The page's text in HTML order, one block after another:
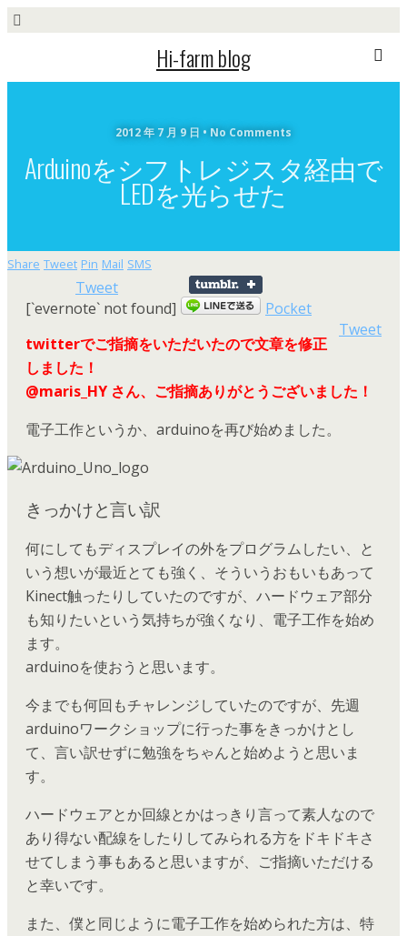
Hi-farm blog
2012 年 7 月 9 日 • No Comments
Arduinoをシフトレジスタ経由で
LEDを光らせた
Share Tweet Pin Mail SMS
Tweet
[`evernote` not found]
Pocket
Tweet
twitterでご指摘をいただいたので文章を修正
しました！
@maris_HY さん、ご指摘ありがとうございました！
電子工作というか、arduinoを再び始めました。
きっかけと言い訳
何にしてもディスプレイの外をプログラムしたい、と
いう想いが最近とても強く、そういうおもいもあって
Kinect触ったりしていたのですが、ハードウェア部分
も知りたいという気持ちが強くなり、電子工作を始め
ます。
arduinoを使おうと思います。
今までも何回もチャレンジしていたのですが、先週
arduinoワークショップに行った事をきっかけとし
て、言い訳せずに勉強をちゃんと始めようと思いま
す。
ハードウェアとか回線とかはっきり言って素人なので
あり得ない配線をしたりしてみられる方をドキドキさ
せてしまう事もあると思いますが、ご指摘いただける
と幸いです。
また、僕と同じように電子工作を始められた方は、特